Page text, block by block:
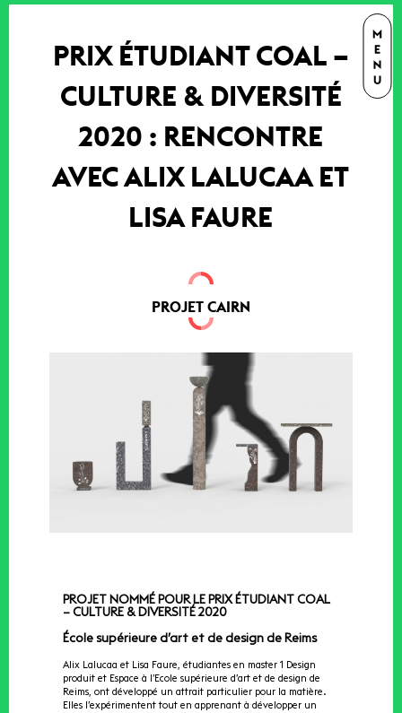
PRIX ÉTUDIANT COAL –
CULTURE & DIVERSITÉ
2020 : RENCONTRE
AVEC ALIX LALUCAA ET
LISA FAURE
PROJET CAIRN
PROJET NOMMÉ POUR LE PRIX ÉTUDIANT COAL
– CULTURE & DIVERSITÉ 2020
École supérieure d’art et de design de Reims
Alix Lalucaa et Lisa Faure, étudiantes en master 1 Design
produit et Espace à l’Ecole supérieure d’art et de design de
Reims, ont développé un attrait particulier pour la matière.
Elles l’expérimentent tout en apprenant à développer un